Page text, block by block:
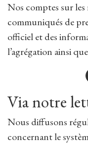
Nos comptes sur
communiqués de
officiel et des
l’agrégation ainsi
Via notre
Nous diffusons
concernant le